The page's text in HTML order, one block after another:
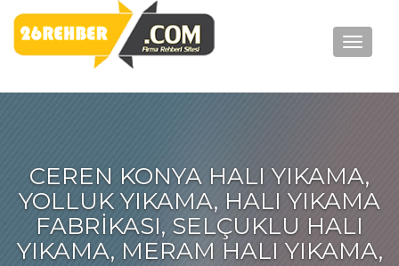
Menu
CEREN KONYA HALI YIKAMA,
YOLLUK YIKAMA, HALI YIKAMA
FABRIKASI, SELÇUKLU HALI
YIKAMA, MERAM HALI YIKAMA,